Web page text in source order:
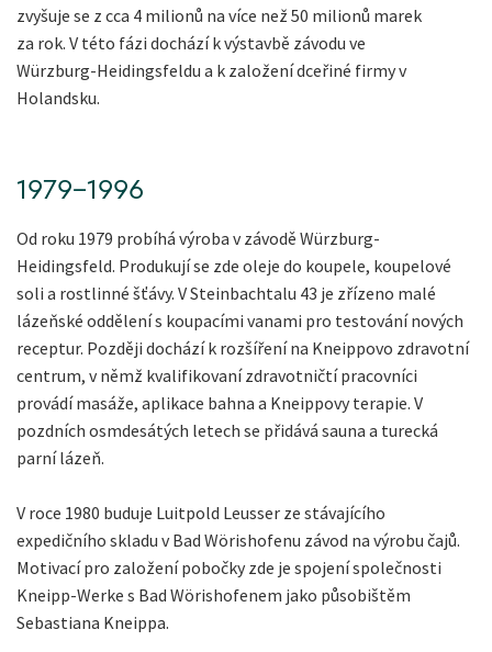
zvyšuje se z cca 4 milionů na více než 50 milionů marek
za rok. V této fázi dochází k výstavbě závodu ve
Würzburg-Heidingsfeldu a k založení dceřiné firmy v
Holandsku.
1979-1996
Od roku 1979 probíhá výroba v závodě Würzburg-
Heidingsfeld. Produkují se zde oleje do koupele, koupelové
soli a rostlinné šťávy. V Steinbachtalu 43 je zřízeno malé
lázeňské oddělení s koupacími vanami pro testování nových
receptur. Později dochází k rozšíření na Kneippovo zdravotní
centrum, v němž kvalifikovaní zdravotničtí pracovníci
provádí masáže, aplikace bahna a Kneippovy terapie. V
pozdních osmdesátých letech se přidává sauna a turecká
parní lázeň.
V roce 1980 buduje Luitpold Leusser ze stávajícího
expedičního skladu v Bad Wörishofenu závod na výrobu čajů.
Motivací pro založení pobočky zde je spojení společnosti
Kneipp-Werke s Bad Wörishofenem jako působištěm
Sebastiana Kneippa.